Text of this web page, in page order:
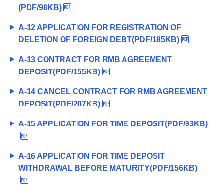
(PDF/98KB)
A-12 APPLICATION FOR REGISTRATION OF
DELETION OF FOREIGN DEBT(PDF/185KB)
A-13 CONTRACT FOR RMB AGREEMENT
DEPOSIT(PDF/155KB)
A-14 CANCEL CONTRACT FOR RMB AGREEMENT
DEPOSIT(PDF/207KB)
A-15 APPLICATION FOR TIME DEPOSIT(PDF/93KB)
A-16 APPLICATION FOR TIME DEPOSIT
WITHDRAWAL BEFORE MATURITY(PDF/156KB)